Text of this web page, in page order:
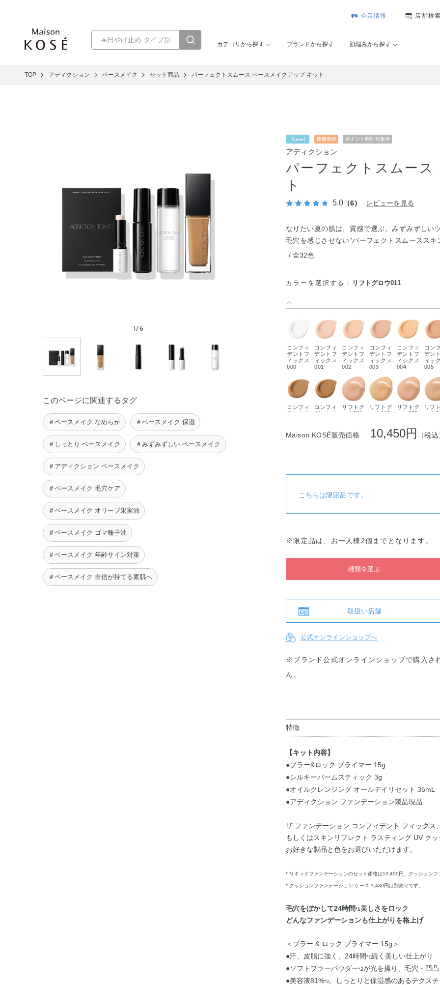
企業情報 店舗検索
カテゴリから探す ブランドから探す 肌悩みから探す
TOP アディクション ベースメイク セット商品 パーフェクトスムース ベースメイクアップ キット
1/6
このページに関連するタグ
＃ベースメイク なめらか ＃ベースメイク 保湿
＃しっとり ベースメイク ＃みずみずしい ベースメイク
＃アディクション ベースメイク
＃ベースメイク 毛穴ケア
＃ベースメイク オリーブ果実油
＃ベースメイク ゴマ種子油
＃ベースメイク 年齢サイン対策
＃ベースメイク 自信が持てる素肌へ
アディクション
パーフェクトスムース
ト
5.0 （6） レビューを見る
なりたい夏の肌は、質感で選ぶ。みずみずしい
毛穴を感じさせない“パーフェクトスムーススキ
全32色
カラーを選択する： リフトグロウ011
コンフィ
デントフ
ィックス
000
コンフィ
デントフ
ィックス
001
コンフィ
デントフ
ィックス
002
コンフィ
デントフ
ィックス
003
コンフィ
デントフ
ィックス
004
コン
デン
ィッ
005
コンフィ
デントフ
コンフィ
デントフ
リフトグ
ロウ001
リフトグ
ロウ002
リフトグ
ロウ003
リフ
ロウ
Maison KOSÉ販売価格 10,450円 （税込
こちらは限定品です。
※限定品は、お一人様2個までとなります。
種類を選ぶ
取扱い店舗
公式オンラインショップへ
※ブランド公式オンラインショップで購入さ
ん。
特徴
【キット内容】
●ブラー&ロック プライマー 15g
●シルキーバームスティック 3g
●オイルクレンジング オールデイリセット 35mL
●アディクション ファンデーション製品現品
ザ ファンデーション コンフィデント フィックス
もしくはスキンリフレクト ラスティング UV ク
お好きな製品と色をお選びいただけます。
* リキッドファンデーションのセット価格は10,450円、クッションフ
* クッションファンデーション ケース 1,430円は別売りです。
毛穴をぼかして24時間*1美しさをロック
どんなファンデーションも仕上がりを格上げ
＜ブラー & ロック プライマー 15g＞
●汗、皮脂に強く、24時間*1続く美しい仕上がり
●ソフトブラーパウダー*2が光を操り、毛穴・凹
●美容液81%*3 。しっとりと保湿感のあるテクス